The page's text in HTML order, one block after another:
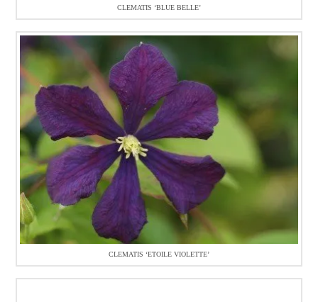
CLEMATIS ‘BLUE BELLE’
CLEMATIS ‘ETOILE VIOLETTE’